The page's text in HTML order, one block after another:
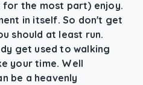
the most part) enjoy.
in itself. So don't get
should at least run.
get used to walking
your time. Well
be a heavenly